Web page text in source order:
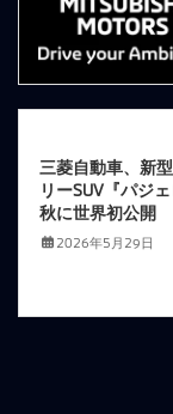
三菱自動車、新
リーSUV『パジ
秋に世界初公開
2026年5月29日